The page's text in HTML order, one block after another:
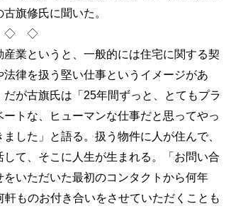
古旗修氏に聞いた。
◇ ◇
産業というと、一般的には住宅に関する契
法律を扱う堅い仕事というイメージがあ
だが古旗氏は「25年間ずっと、とてもプラ
ートな、ヒューマンな仕事だと思ってやっ
ました」と語る。扱う物件に人が住んで、
して、そこに人生が生まれる。「お問い合
をいただいた最初のコンタクトから何年
ものお付き合いをさせていただくことも